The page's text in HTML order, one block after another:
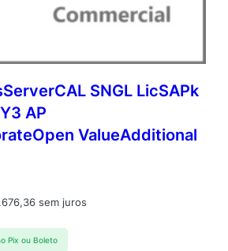
SNGL LicSAPk
AP
ValueAdditional
sem juros
Pix ou Boleto